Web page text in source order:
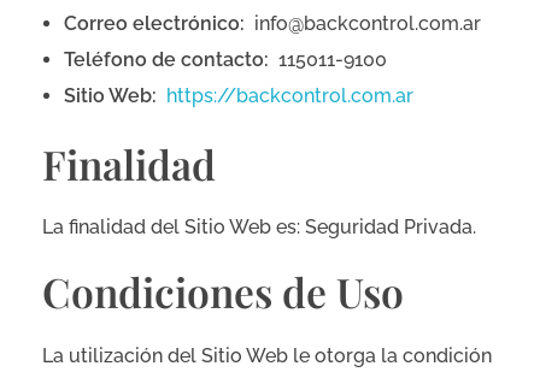
Correo electrónico: info@backcontrol.com.ar
Teléfono de contacto: 115011-9100
Sitio Web: https://backcontrol.com.ar
Finalidad
La finalidad del Sitio Web es: Seguridad Privada.
Condiciones de Uso
La utilización del Sitio Web le otorga la condición